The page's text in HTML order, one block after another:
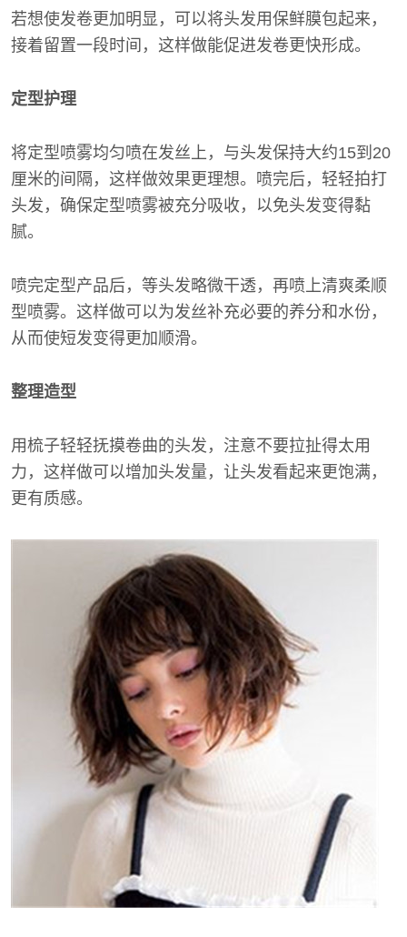
若想使发卷更加明显，可以将头发用保鲜膜包起来，
接着留置一段时间，这样做能促进发卷更快形成。
定型护理
将定型喷雾均匀喷在发丝上，与头发保持大约15到20
厘米的间隔，这样做效果更理想。喷完后，轻轻拍打
头发，确保定型喷雾被充分吸收，以免头发变得黏
腻。
喷完定型产品后，等头发略微干透，再喷上清爽柔顺
型喷雾。这样做可以为发丝补充必要的养分和水份，
从而使短发变得更加顺滑。
整理造型
用梳子轻轻抚摸卷曲的头发，注意不要拉扯得太用
力，这样做可以增加头发量，让头发看起来更饱满，
更有质感。